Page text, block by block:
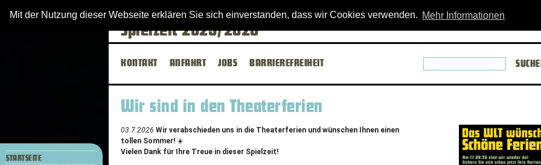
Mit der Nutzung dieser Webseite erklären Sie sich einverstanden, dass wir Cookies verwenden. Mehr Informationen
STARTSEITE
Westfälisches Landestheater
Spielzeit 2025/2026
KONTAKT ANFAHRT JOBS BARRIEREFREIHEIT
für
die
Wir sind in den Theaterferien
03.7.2026 Wir verabschieden uns in die Theaterferien und wünschen Ihnen einen
tollen Sommer! ☀️
Vielen Dank für Ihre Treue in dieser Spielzeit!